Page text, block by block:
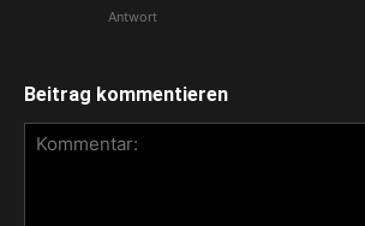
Antwort
Beitrag kommentieren